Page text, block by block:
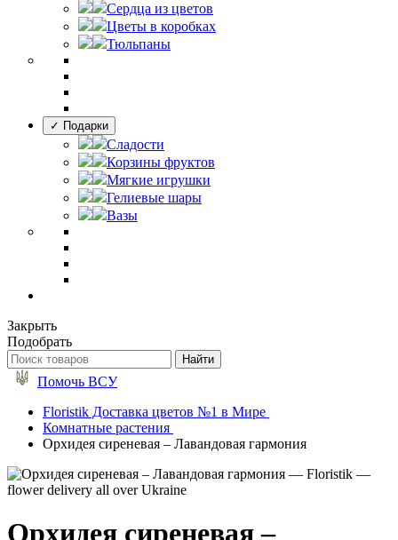
Сердца из цветов
Цветы в коробках
Тюльпаны
✓ Подарки
Сладости
Корзины фруктов
Мягкие игрушки
Гелиевые шары
Вазы
Закрыть
Подобрать
Помочь ВСУ
Floristik Доставка цветов №1 в Мире
Комнатные растения
Орхидея сиреневая – Лавандовая гармония
Орхидея сиреневая –